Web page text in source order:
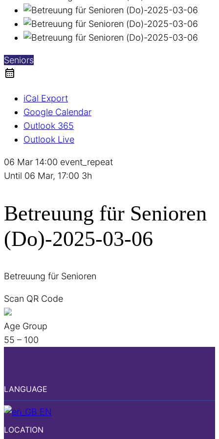
Seniors
iCal Export
Google Calendar
Outlook 365
Outlook Live
06 Mar 14:00 event_repeat
Until 06 Mar, 17:00 3h
Betreuung für Senioren
(Do)-2025-03-06
Betreuung für Senioren
Scan QR Code
Age Group
55 – 100
LANGUAGE
EN
LOCATION